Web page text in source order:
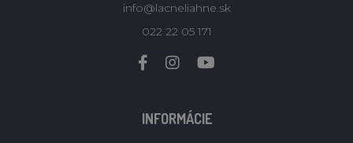
info@lacneliahne.sk
022 22 05 171
INFORMÁCIE